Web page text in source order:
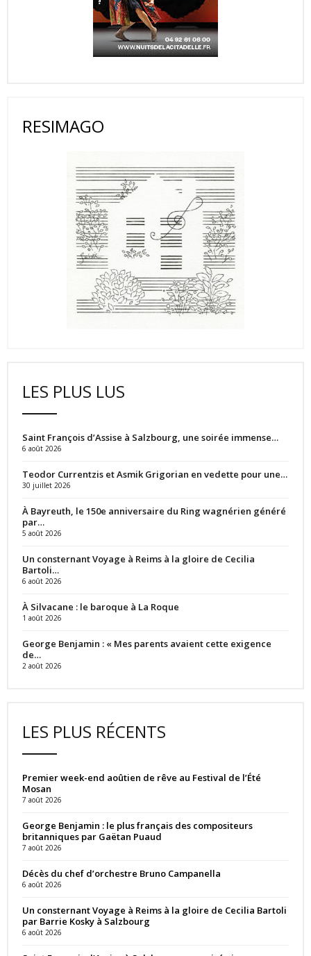
RESIMAGO
LES PLUS LUS
Saint François d’Assise à Salzbourg, une soirée immense…
6 août 2026
Teodor Currentzis et Asmik Grigorian en vedette pour une…
30 juillet 2026
À Bayreuth, le 150e anniversaire du Ring wagnérien généré
par…
5 août 2026
Un consternant Voyage à Reims à la gloire de Cecilia
Bartoli…
6 août 2026
À Silvacane : le baroque à La Roque
1 août 2026
George Benjamin : « Mes parents avaient cette exigence
de…
2 août 2026
LES PLUS RÉCENTS
Premier week-end aoûtien de rêve au Festival de l’Été
Mosan
7 août 2026
George Benjamin : le plus français des compositeurs
britanniques par Gaëtan Puaud
7 août 2026
Décès du chef d’orchestre Bruno Campanella
6 août 2026
Un consternant Voyage à Reims à la gloire de Cecilia Bartoli
par Barrie Kosky à Salzbourg
6 août 2026